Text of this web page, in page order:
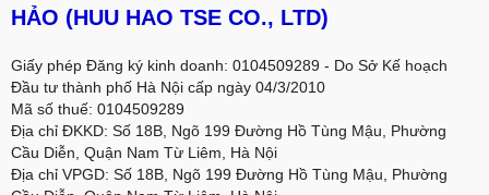
HẢO (HUU HAO TSE CO., LTD)
Giấy phép Đăng ký kinh doanh: 0104509289 - Do Sở Kế hoạch
Đầu tư thành phố Hà Nội cấp ngày 04/3/2010
Mã số thuế: 0104509289
Địa chỉ ĐKKD: Số 18B, Ngõ 199 Đường Hồ Tùng Mậu, Phường
Cầu Diễn, Quận Nam Từ Liêm, Hà Nội
Địa chỉ VPGD: Số 18B, Ngõ 199 Đường Hồ Tùng Mậu, Phường